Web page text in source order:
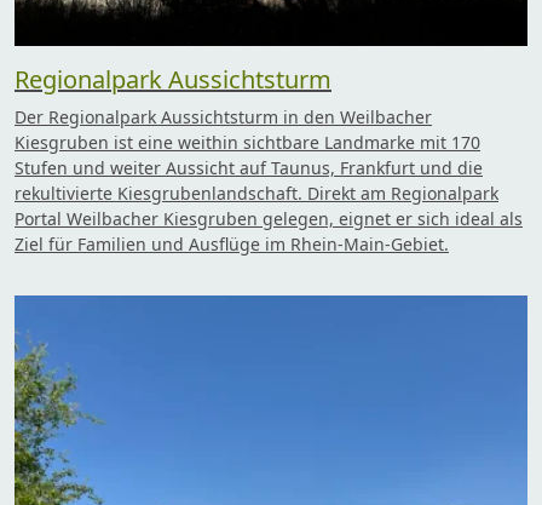
Regionalpark Aussichtsturm
Der Regionalpark Aussichtsturm in den Weilbacher
Kiesgruben ist eine weithin sichtbare Landmarke mit 170
Stufen und weiter Aussicht auf Taunus, Frankfurt und die
rekultivierte Kiesgrubenlandschaft. Direkt am Regionalpark
Portal Weilbacher Kiesgruben gelegen, eignet er sich ideal als
Ziel für Familien und Ausflüge im Rhein-Main-Gebiet.